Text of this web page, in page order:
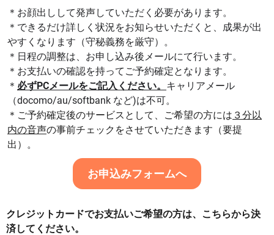
＊お顔出しして発声していただく必要があります。
＊できるだけ詳しく状況をお知らせいただくと、成果が出
やすくなります（守秘義務を厳守）。
＊日程の調整は、お申し込み後メールにて行います。
＊お支払いの確認を持ってご予約確定となります。
＊ 必ずPCメールをご記入ください。 キャリアメール
（docomo/au/softbank など)は不可。
＊ご予約確定後のサービスとして、ご希望の方には ３分以
内の音声の事前チェックをさせていただきます（要提
出）。
お申込みフォームへ
クレジットカードでお支払いご希望の方は、こちらから決
済してください。